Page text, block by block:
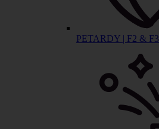
PETARDY | F2 & F3